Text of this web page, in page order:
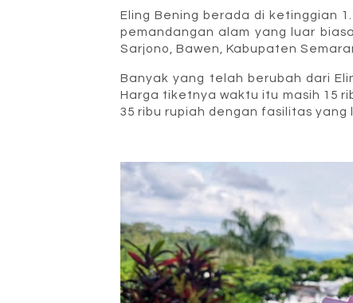
Eling Bening berada di ketinggian
pemandangan alam yang luar
Sarjono, Bawen, Kabupaten
Banyak yang telah berubah dari
Harga tiketnya waktu itu masih 15
35 ribu rupiah dengan fasilitas yang